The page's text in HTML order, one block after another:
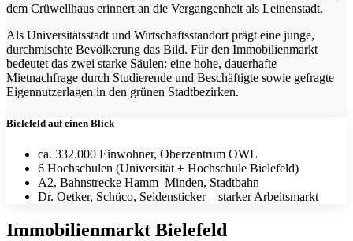
dem Crüwellhaus erinnert an die Vergangenheit als Leinenstadt.
Als Universitätsstadt und Wirtschaftsstandort prägt eine junge,
durchmischte Bevölkerung das Bild. Für den Immobilienmarkt
bedeutet das zwei starke Säulen: eine hohe, dauerhafte
Mietnachfrage durch Studierende und Beschäftigte sowie gefragte
Eigennutzerlagen in den grünen Stadtbezirken.
Bielefeld auf einen Blick
ca. 332.000 Einwohner, Oberzentrum OWL
6 Hochschulen (Universität + Hochschule Bielefeld)
A2, Bahnstrecke Hamm–Minden, Stadtbahn
Dr. Oetker, Schüco, Seidensticker – starker Arbeitsmarkt
Immobilienmarkt Bielefeld